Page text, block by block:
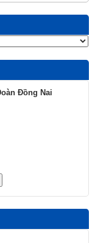
Đồng Nai